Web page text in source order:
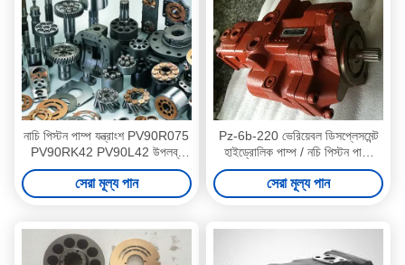
নাচি পিস্টন পাম্প যন্ত্রাংশ PV90R075
PV90RK42 PV90L42 উপলব্ধ
ISO শংসাপত্র
সেরা মূল্য পান
Pz-6b-220 ভেরিয়েবল ডিসপ্লেসমেন্ট
হাইড্রোলিক পাম্প / নচি পিস্টন পাম্প
প্রতিস্থাপন
সেরা মূল্য পান